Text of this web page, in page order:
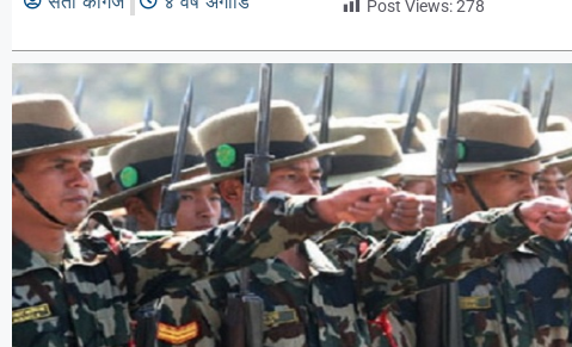
Post Views:278